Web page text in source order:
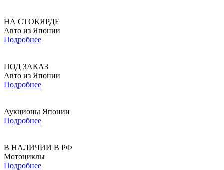
НА СТОКЯРДЕ
Авто из Японии
Подробнее
ПОД ЗАКАЗ
Авто из Японии
Подробнее
Аукционы Японии
Подробнее
В НАЛИЧИИ В РФ
Мотоциклы
Подробнее